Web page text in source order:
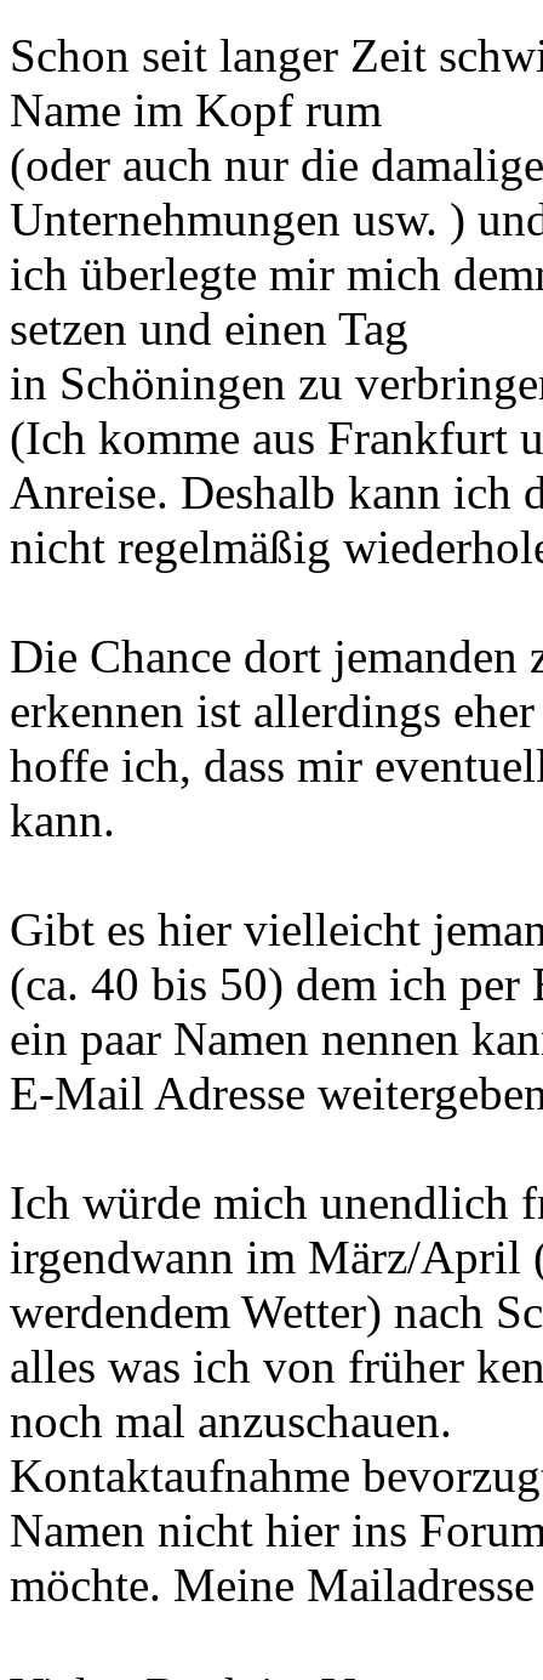
Schon seit langer Zeit
Name im Kopf rum
(oder auch nur die
Unternehmungen usw. )
ich überlegte mir mich
setzen und einen Tag
in Schöningen zu
(Ich komme aus Frankfurt
Anreise. Deshalb kann ich
nicht regelmäßig
Die Chance dort
erkennen ist allerdings
hoffe ich, dass mir
kann.
Gibt es hier vielleicht
(ca. 40 bis 50) dem ich per
ein paar Namen nennen
E-Mail Adresse
Ich würde mich unendlich
irgendwann im März/April
werdendem Wetter) nach
alles was ich von früher
noch mal anzuschauen.
Kontaktaufnahme
Namen nicht hier ins
möchte. Meine